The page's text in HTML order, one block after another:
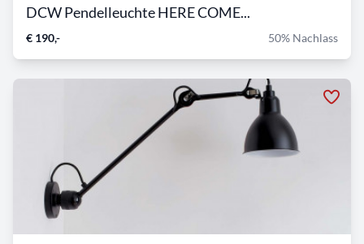
DCW Pendelleuchte HERE COME...
€ 190,- 50% Nachlass